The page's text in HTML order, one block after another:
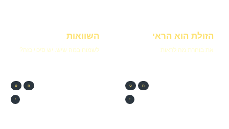
הזולת הוא הראי
את בוחרת מה לראות
השוואות
לשמוח במה שיש. יש סיכוי כזה?
ח ט
י
ח ט
י